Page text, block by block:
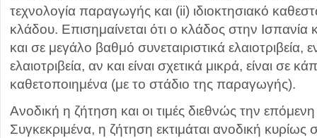
τεχνολογία παραγωγής και (ii) ιδιοκτησιακό
κλάδου. Επισημαίνεται ότι ο κλάδος στην Ισπανία
και σε μεγάλο βαθμό συνεταιριστικά ελαιοτριβεία,
ελαιοτριβεία, αν και είναι σχετικά μικρά, είναι σε
καθετοποιημένα (με το στάδιο της παραγωγής).
Ανοδική η ζήτηση και οι τιμές διεθνώς την επόμενη
Συγκεκριμένα, η ζήτηση εκτιμάται ανοδική κυρίως